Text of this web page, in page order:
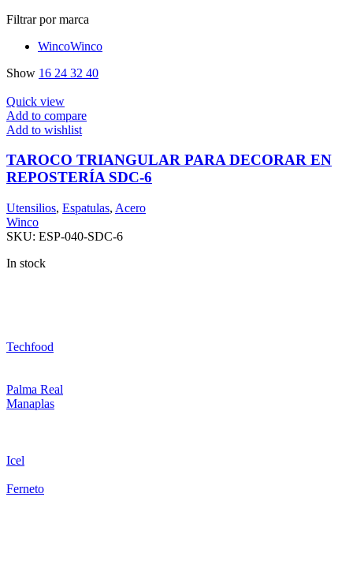
Filtrar por marca
WincoWinco
Show 16 24 32 40
Quick view
Add to compare
Add to wishlist
TAROCO TRIANGULAR PARA DECORAR EN
REPOSTERÍA SDC-6
Utensilios, Espatulas, Acero
Winco
SKU: ESP-040-SDC-6
In stock
Techfood
Palma Real
Manaplas
Icel
Ferneto